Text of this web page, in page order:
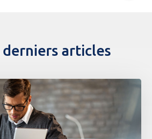
derniers articles